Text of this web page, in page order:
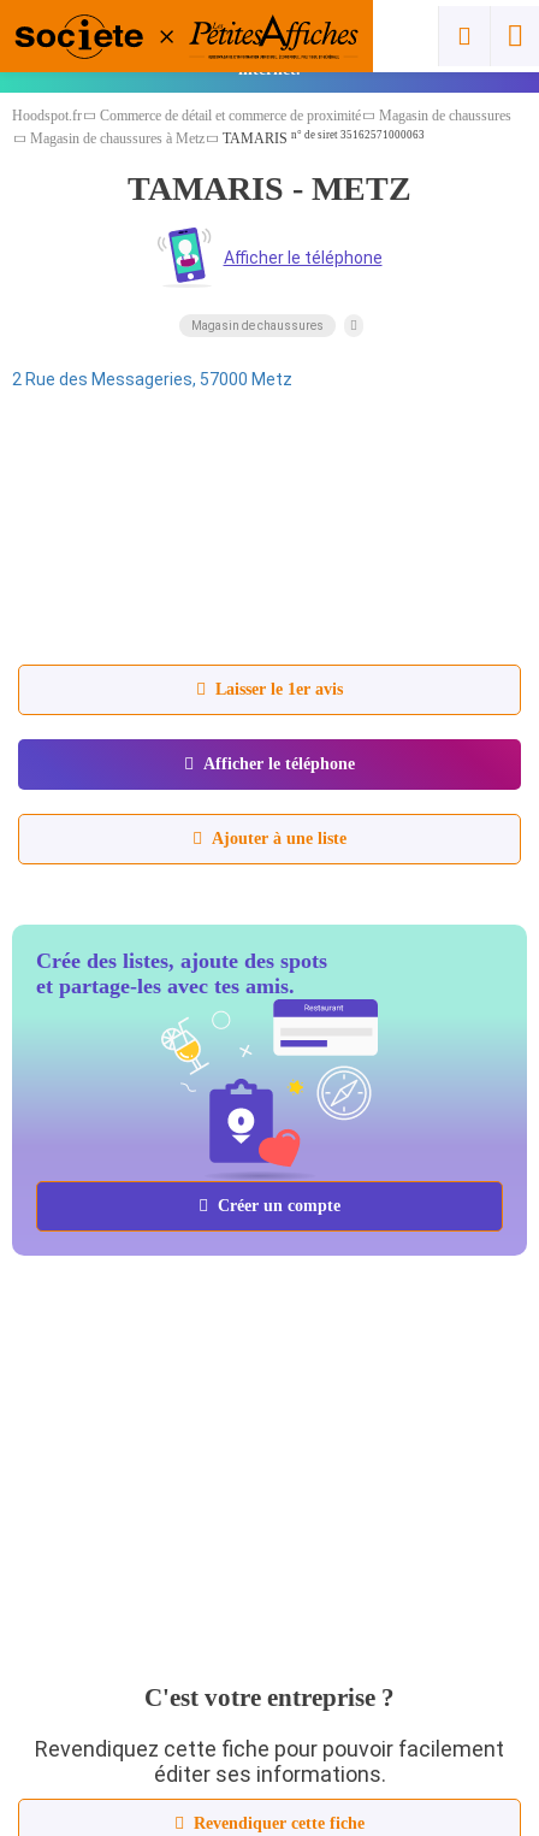
Vous êtes un pro ? Cliquez ici pour ajouter
gratuitement votre spot et gagner en visibilité sur
internet.
Hoodspot.fr Commerce de détail et commerce de proximité
Magasin de chaussures
Magasin de chaussures à Metz
TAMARIS n° de siret 35162571000063
TAMARIS - METZ
Magasin de chaussures
2 Rue des Messageries, 57000 Metz
Laisser le 1er avis
Afficher le téléphone
Ajouter à une liste
Crée des listes, ajoute des spots
et partage-les avec tes amis.
Créer un compte
C'est votre entreprise ?
Revendiquez cette fiche pour pouvoir facilement
éditer ses informations.
Revendiquer cette fiche